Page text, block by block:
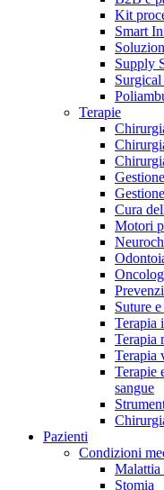
Catalogo prodotti
Trova il prodotto
Braun con il nostro
Hai domande o
contatto con un
Kit
Smart
Supply
Terapie
Cura
Motori
Suture
Terapia
Terapia
Terapia
Terapie
sangue
Pazienti
Condizioni
Malattia
Stomia